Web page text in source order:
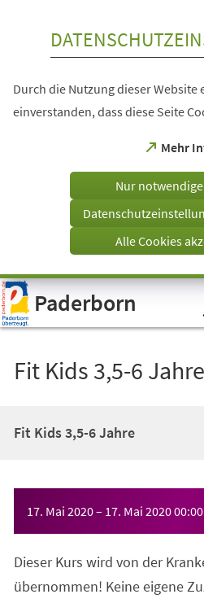
Visuelle
Assistenzsoftware
öffnen.
Durch die Nutzung dieser Website
einverstanden, dass diese Seite
Mehr
(Öffnet
einem
Tab)
Nur
Alle Cookies
Paderborn
Fit Kids 3,5-6 Jahre
Fit Kids 3,5-6 Jahre
17. Mai 2020– 17. Mai 202000:00
Dieser Kurs wird von der
übernommen! Keine eigene